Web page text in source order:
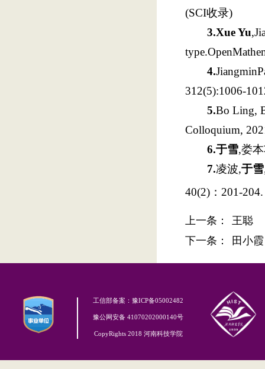
(SCI收录)
3.Xue Yu
4.
312(5):1006-
5.Bo Ling,
Colloquium,
6.于雪,娄
7.凌波,于雪
40(2)：201-204.
上一条：
王聪
下一条：
田小霞
工信部备案：豫ICP备05002482
豫公网安备 41070202000140号
CopyRights 2018 河南科技学院